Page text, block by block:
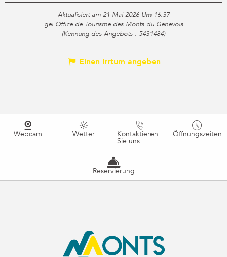
Aktualisiert am 21 Mai 2026 Um 16:37
gei Office de Tourisme des Monts du Genevois
(Kennung des Angebots : 5431484)
Einen Irrtum angeben
Webcam Wetter Kontaktieren
Sie uns
Öffnungszeiten
Reservierung